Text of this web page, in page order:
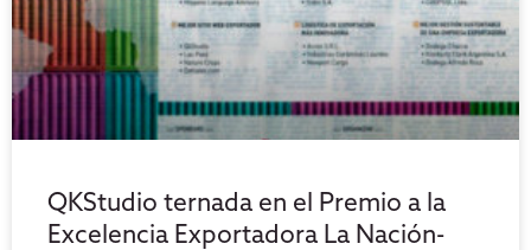
QKStudio ternada en el Premio a la
Excelencia Exportadora La Nación-